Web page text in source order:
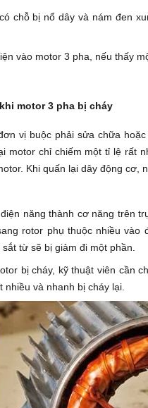
chỗ bị nổ dây và nám đen
vào motor 3 pha, nếu thấy
motor 3 pha bị cháy
vị buộc phải sửa chữa
motor chỉ chiếm một tỉ lệ rất
Khi quấn lại dây động cơ,
năng thành cơ năng trên
rotor phụ thuộc nhiều
từ sẽ bị giảm đi một phần.
bị cháy, kỹ thuật viên cần
và nhanh bị cháy lại.